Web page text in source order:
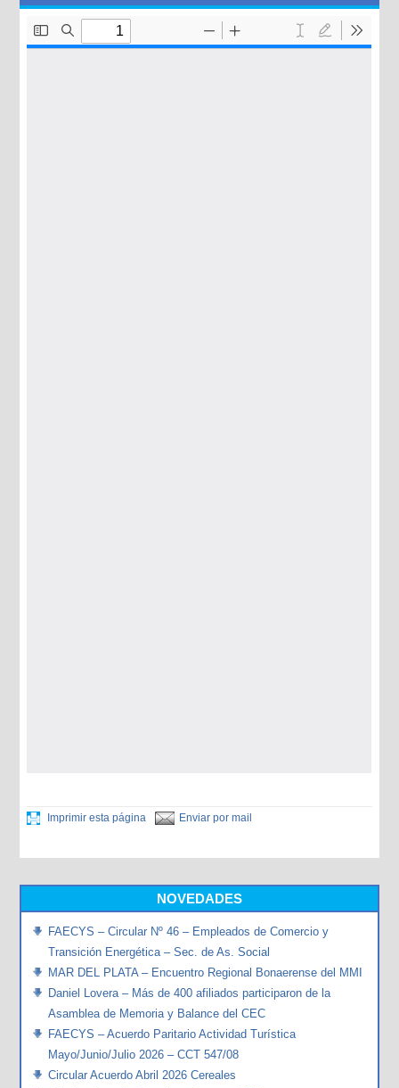
Imprimir esta página Enviar por mail
NOVEDADES
FAECYS – Circular Nº 46 – Empleados de Comercio y
Transición Energética – Sec. de As. Social
MAR DEL PLATA – Encuentro Regional Bonaerense del MMI
Daniel Lovera – Más de 400 afiliados participaron de la
Asamblea de Memoria y Balance del CEC
FAECYS – Acuerdo Paritario Actividad Turística
Mayo/Junio/Julio 2026 – CCT 547/08
Circular Acuerdo Abril 2026 Cereales